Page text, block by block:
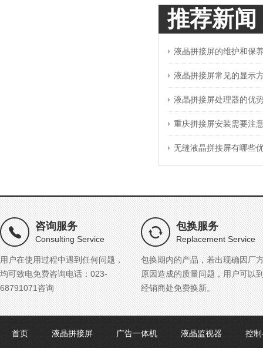
推荐新闻
液晶拼接屏的维护和保
液晶拼接屏常见的显示
液晶拼接屏处理器的优
重庆拼接屏安装需要注
无缝液晶拼接屏有哪些
咨询服务
Consulting Service
用户在使用过程中遇到任何问题，
均可致电免费咨询电话：023-
68791071咨询
包换服务
Replacement Service
包换期内的产品，若出现确因厂
原因造成的质量问题，用户可以
经销商处免费换新。
首页 液晶拼接屏 广告一体机 液晶监视器 控